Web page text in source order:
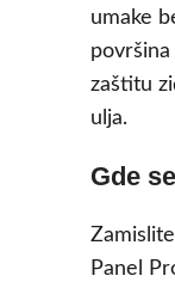
umake
zaštitu
ulja.
Gde
Panel